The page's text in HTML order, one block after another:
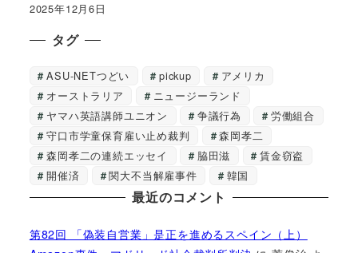
2025年12月6日
タグ
ASU-NETつどい pickup
アメリカ
オーストラリア
ニュージーランド
ヤマハ英語講師ユニオン
争議行為
労働組合
守口市学童保育雇い止め裁判
森岡孝二
森岡孝二の連続エッセイ
脇田滋
賃金窃盗
開催済
関大不当解雇事件 韓国
最近のコメント
第82回 「偽装自営業」是正を進めるスペイン（上）